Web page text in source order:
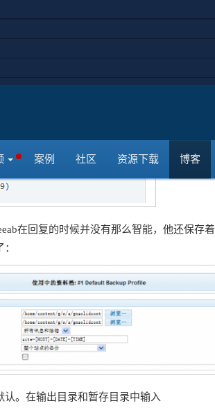
案例 社区 资源下载 博客
在回复的时候并没有那么智能，他还保存着
。在输出目录和暂存目录中输入